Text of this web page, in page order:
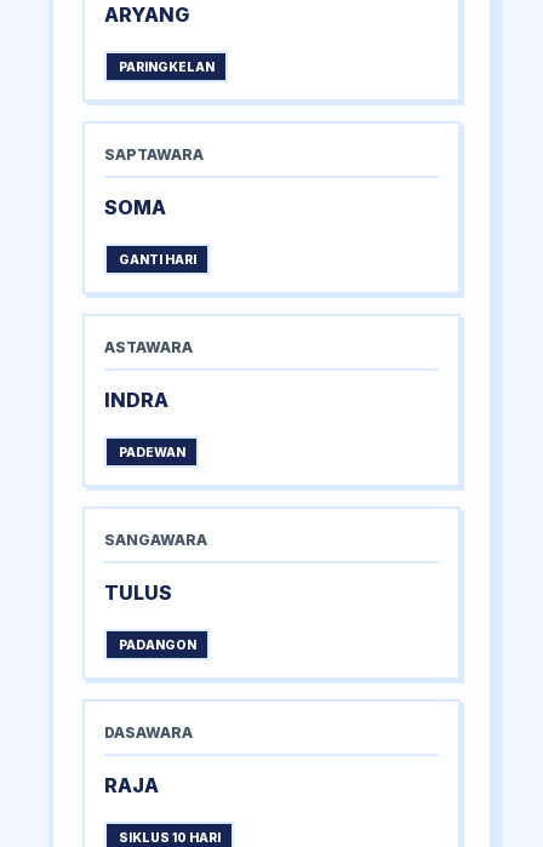
ARYANG
PARINGKELAN
SAPTAWARA
SOMA
GANTI HARI
ASTAWARA
INDRA
PADEWAN
SANGAWARA
TULUS
PADANGON
DASAWARA
RAJA
SIKLUS 10 HARI